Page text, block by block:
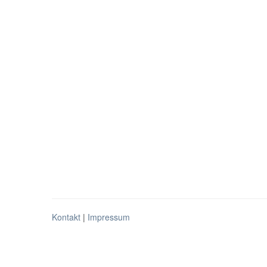
Kontakt | Impressum